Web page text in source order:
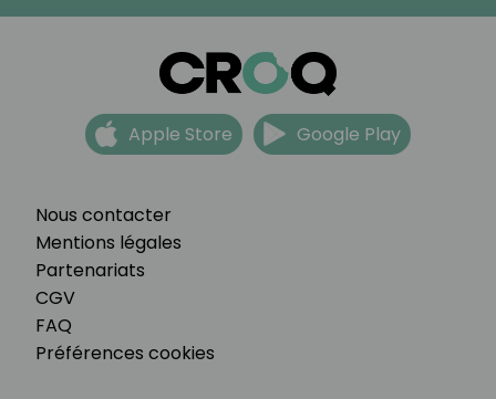
Nous contacter
Mentions légales
Partenariats
CGV
FAQ
Préférences cookies
Apple Store Google Play